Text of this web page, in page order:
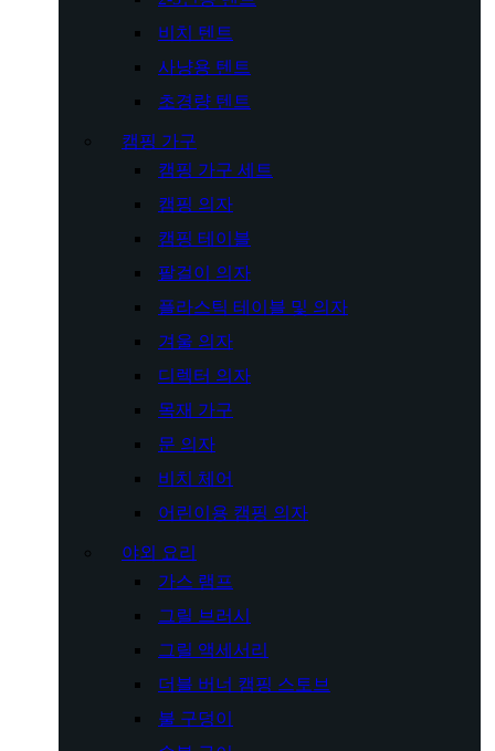
비치 텐트
사냥용 텐트
초경량 텐트
캠핑 가구
캠핑 가구 세트
캠핑 의자
캠핑 테이블
팔걸이 의자
플라스틱 테이블 및 의자
겨울 의자
디렉터 의자
목재 가구
문 의자
비치 체어
어린이용 캠핑 의자
야외 요리
가스 램프
그릴 브러시
그릴 액세서리
더블 버너 캠핑 스토브
불 구덩이